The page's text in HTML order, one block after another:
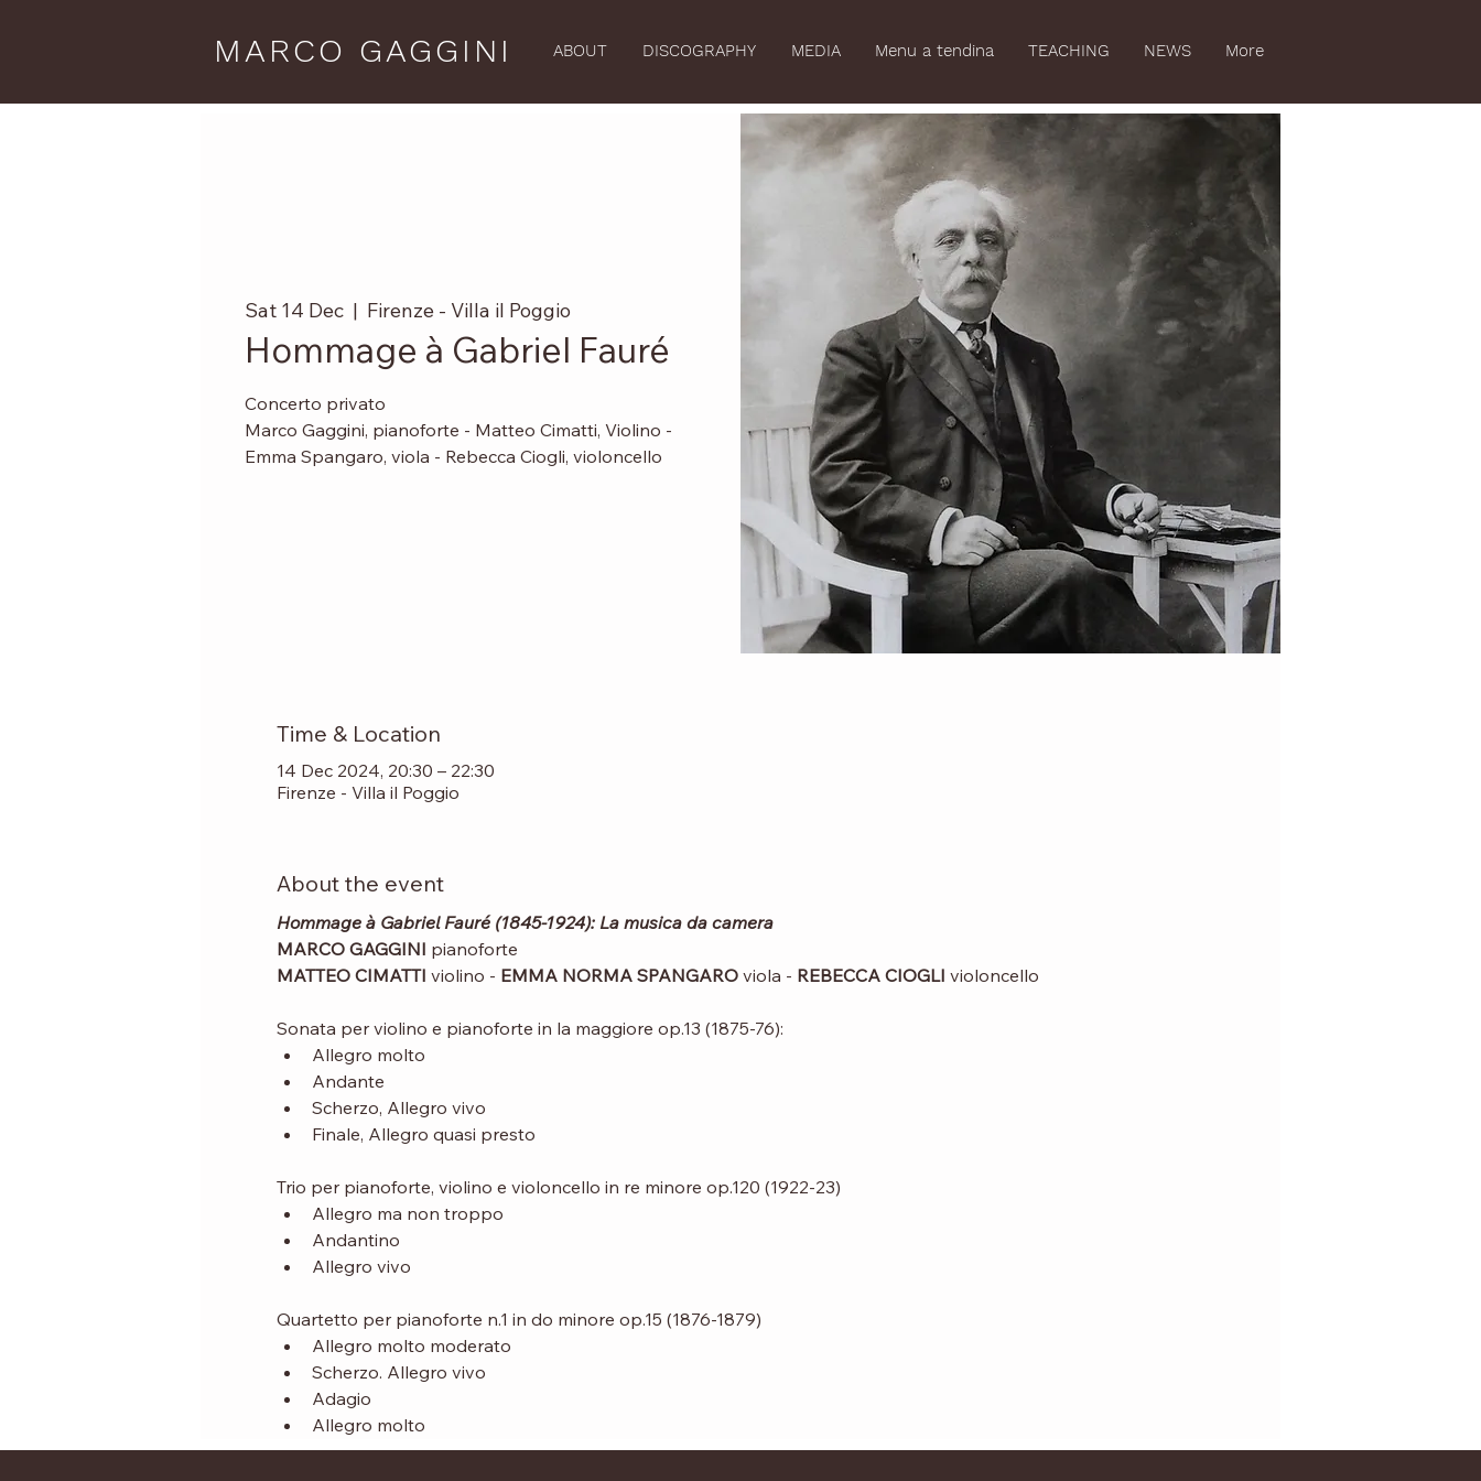
MARCO GAGGINI ABOUT DISCOGRAPHY MEDIA Menu a tendina TEACHING NEWS More
Sat 14 Dec
  |
Firenze - Villa il Poggio
Hommage à Gabriel Fauré
Concerto privato
Marco Gaggini, pianoforte - Matteo Cimatti, Violino -
Emma Spangaro, viola - Rebecca Ciogli, violoncello
Time & Location
14 Dec 2024, 20:30 – 22:30
Firenze - Villa il Poggio
About the event
Hommage à Gabriel Fauré (1845-1924): La musica da camera
MARCO GAGGINI pianoforte
MATTEO CIMATTI violino - EMMA NORMA SPANGARO viola - REBECCA CIOGLI violoncello
Sonata per violino e pianoforte in la maggiore op.13 (1875-76):
Allegro molto
Andante
Scherzo, Allegro vivo
Finale, Allegro quasi presto
Trio per pianoforte, violino e violoncello in re minore op.120 (1922-23)
Allegro ma non troppo
Andantino
Allegro vivo
Quartetto per pianoforte n.1 in do minore op.15 (1876-1879)
Allegro molto moderato
Scherzo. Allegro vivo
Adagio
Allegro molto